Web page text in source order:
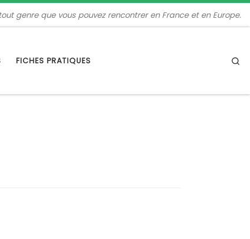
genre que vous pouvez rencontrer en France et en Europe.
FICHES PRATIQUES